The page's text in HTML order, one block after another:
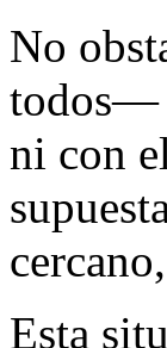
No
todos—
ni con
Esta